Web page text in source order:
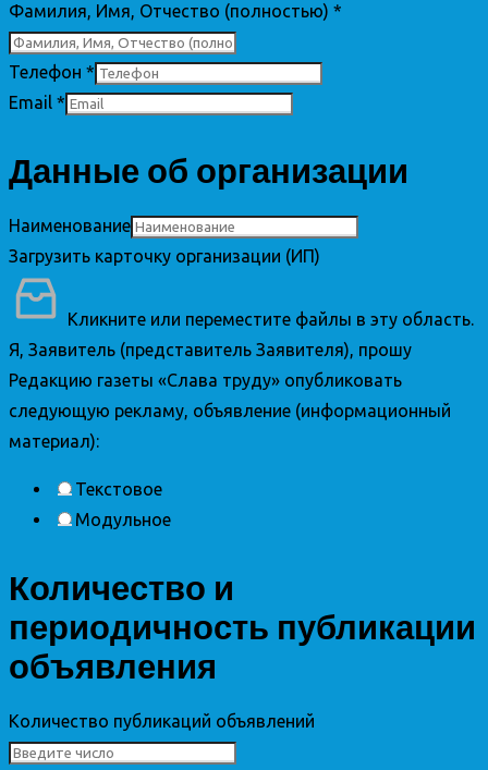
Фамилия, Имя, Отчество (полностью) *
Телефон *
Email *
Данные об организации
Наименование
Загрузить карточку организации (ИП)
Кликните или переместите файлы в эту область.
Я, Заявитель (представитель Заявителя), прошу
Редакцию газеты «Слава труду» опубликовать
следующую рекламу, объявление (информационный
материал):
Текстовое
Модульное
Количество и
периодичность публикации
объявления
Количество публикаций объявлений